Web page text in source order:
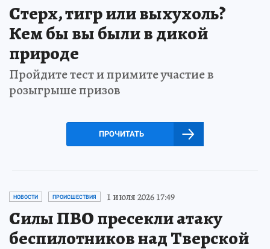
Стерх, тигр или выхухоль?
Кем бы вы были в дикой
природе
Пройдите тест и примите участие в
розыгрыше призов
ПРОЧИТАТЬ
НОВОСТИ ПРОИСШЕСТВИЯ 1 июля 2026 17:49
Силы ПВО пресекли атаку
беспилотников над Тверской